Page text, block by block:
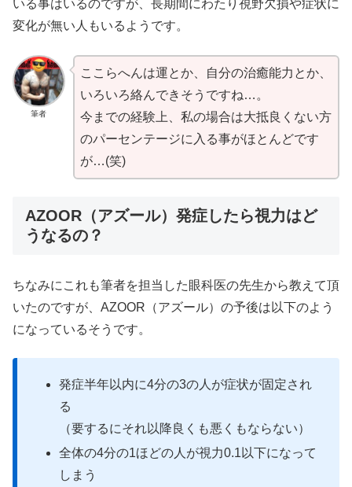
いる事はいるのですが、長期間にわたり視野欠損や症状に
変化が無い人もいるようです。
筆者
ここらへんは運とか、自分の治癒能力とか、
いろいろ絡んできそうですね…。
今までの経験上、私の場合は大抵良くない方
のパーセンテージに入る事がほとんどです
が…(笑)
AZOOR（アズール）発症したら視力はど
うなるの？
ちなみにこれも筆者を担当した眼科医の先生から教えて頂
いたのですが、AZOOR（アズール）の予後は以下のよう
になっているそうです。
発症半年以内に4分の3の人が症状が固定され
る
（要するにそれ以降良くも悪くもならない）
全体の4分の1ほどの人が視力0.1以下になって
しまう